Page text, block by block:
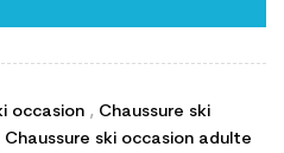
occasion , Chaussure ski
Chaussure ski occasion adulte